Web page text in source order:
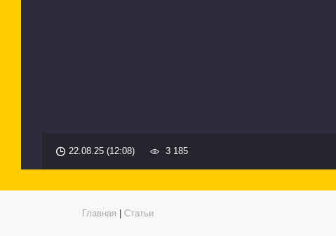
22.08.25 (12:08) 3 185
Главная Статьи